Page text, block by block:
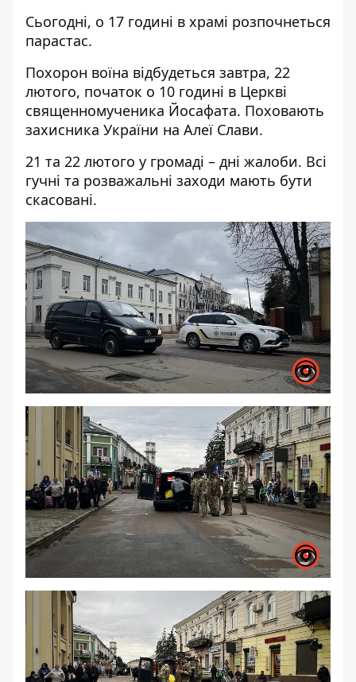
Сьогодні, о 17 годині в храмі розпочнеться
парастас.
Похорон воїна відбудеться завтра, 22
лютого, початок о 10 годині в Церкві
священномученика Йосафата. Поховають
захисника України на Алеї Слави.
21 та 22 лютого у громаді – дні жалоби. Всі
гучні та розважальні заходи мають бути
скасовані.